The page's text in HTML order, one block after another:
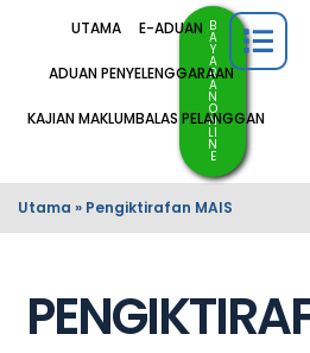
UTAMA E-ADUAN
ADUAN PENYELENGGARAAN
KAJIAN MAKLUMBALAS PELANGGAN
B
A
Y
A
R
A
N
O
N
LI
N
E
Utama » Pengiktirafan MAIS